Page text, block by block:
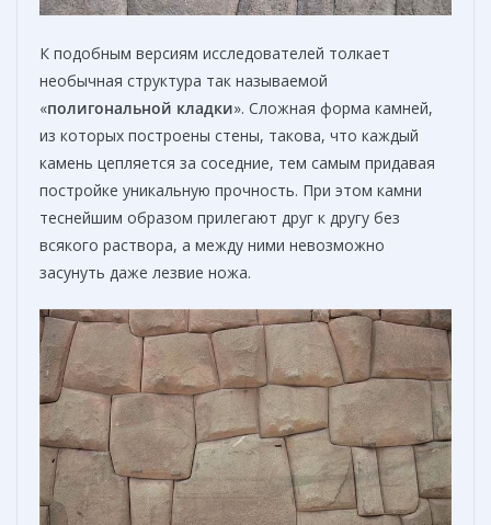
К подобным версиям исследователей толкает
необычная структура так называемой
«полигональной кладки». Сложная форма камней,
из которых построены стены, такова, что каждый
камень цепляется за соседние, тем самым придавая
постройке уникальную прочность. При этом камни
теснейшим образом прилегают друг к другу без
всякого раствора, а между ними невозможно
засунуть даже лезвие ножа.